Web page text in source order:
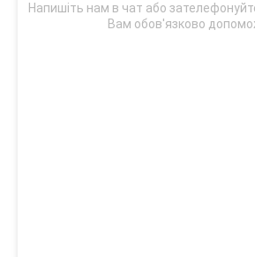
Напишіть нам в чат або
Вам обов'язково